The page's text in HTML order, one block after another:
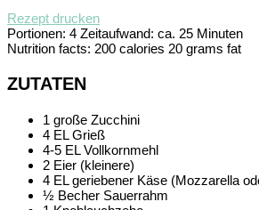
Rezept drucken
Portionen: 4 Zeitaufwand: ca. 25 Minuten
Nutrition facts: 200 calories 20 grams fat
ZUTATEN
1 große Zucchini
4 EL Grieß
4-5 EL Vollkornmehl
2 Eier (kleinere)
4 EL geriebener Käse (Mozzarella
½ Becher Sauerrahm